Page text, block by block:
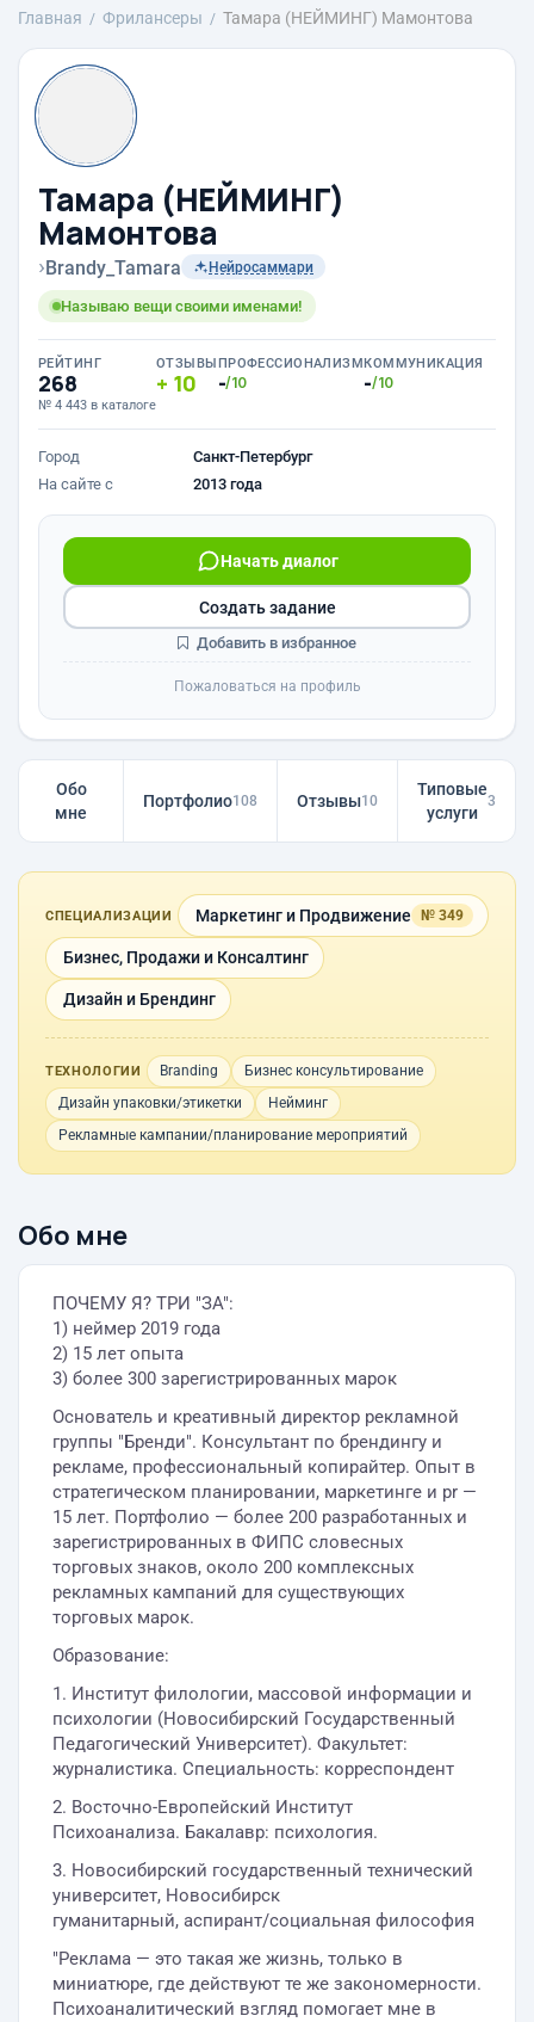
Главная Фрилансеры Тамара (НЕЙМИНГ) Мамонтова
Тамара (НЕЙМИНГ)
Мамонтова
›Brandy_Tamara Нейросаммари
Называю вещи своими именами!
РЕЙТИНГ
268
№ 4 443 в каталоге
ОТЗЫВЫ
10
ПРОФЕССИОНАЛИЗМ
-/10
КОММУНИКАЦИЯ
-/10
Город
Санкт-Петербург
На сайте с
2013 года
Начать диалог
Создать задание
Добавить в избранное
Пожаловаться на профиль
Обо
мне
Портфолио108 Отзывы10
Типовые
услуги
3
СПЕЦИАЛИЗАЦИИ Маркетинг и Продвижение № 349
Бизнес, Продажи и Консалтинг
Дизайн и Брендинг
ТЕХНОЛОГИИ Branding
Бизнес консультирование
Дизайн упаковки/этикетки
Нейминг
Рекламные кампании/планирование мероприятий
Обо мне
ПОЧЕМУ Я? ТРИ "ЗА":
1) неймер 2019 года
2) 15 лет опыта
3) более 300 зарегистрированных марок
Основатель и креативный директор рекламной
группы "Бренди". Консультант по брендингу и
рекламе, профессиональный копирайтер. Опыт в
стратегическом планировании, маркетинге и pr —
15 лет. Портфолио — более 200 разработанных и
зарегистрированных в ФИПС словесных
торговых знаков, около 200 комплексных
рекламных кампаний для существующих
торговых марок.
Образование:
1. Институт филологии, массовой информации и
психологии (Новосибирский Государственный
Педагогический Университет). Факультет:
журналистика. Специальность: корреспондент
2. Восточно-Европейский Институт
Психоанализа. Бакалавр: психология.
3. Новосибирский государственный технический
университет, Новосибирск
гуманитарный, аспирант/социальная философия
"Реклама — это такая же жизнь, только в
миниатюре, где действуют те же закономерности.
Психоаналитический взгляд помогает мне в